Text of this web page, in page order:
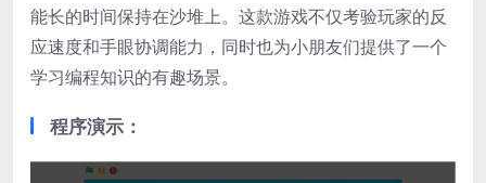
能长的时间保持在沙堆上。这款游戏不仅考验玩家的反
应速度和手眼协调能力，同时也为小朋友们提供了一个
学习编程知识的有趣场景。
程序演示：